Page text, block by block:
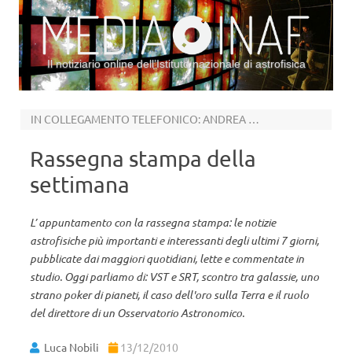
Il notiziario online dell’Istituto nazionale di astrofisica
IN COLLEGAMENTO TELEFONICO: ANDREA POSSENTI
Rassegna stampa della
settimana
L’ appuntamento con la rassegna stampa: le notizie
astrofisiche più importanti e interessanti degli ultimi 7 giorni,
pubblicate dai maggiori quotidiani, lette e commentate in
studio. Oggi parliamo di: VST e SRT, scontro tra galassie, uno
strano poker di pianeti, il caso dell'oro sulla Terra e il ruolo
del direttore di un Osservatorio Astronomico.
Luca Nobili 13/12/2010